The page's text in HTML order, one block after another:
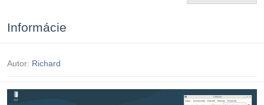
Informácie
Autor: Richard